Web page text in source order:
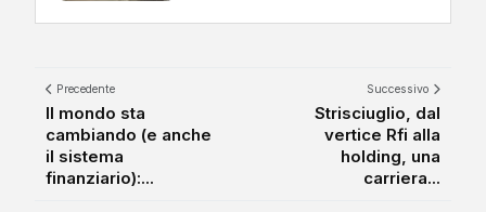
Precedente
Il mondo sta
cambiando (e anche
il sistema
finanziario):...
Successivo
Strisciuglio, dal
vertice Rfi alla
holding, una
carriera...